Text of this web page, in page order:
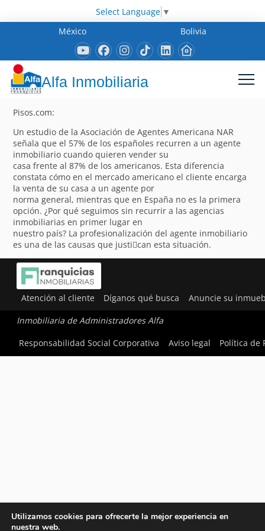
Select Language ▼
México
Bolivia
Alfa Inmobiliaria
Pisos.com:
Un estudio de la Asociación de Agentes Americana NAR
señala que el 57% de los españoles recurren a un agente
inmobiliario cuando quieren vender su
casa frente al 87% de los americanos. Esta diferencia
constata cómo en el mercado americano el cliente encarga
la venta de su casa a un agente por
norma general, mientras que en España no es la primera
opción. ¿Por qué seguimos sin recurrir a las agencias
inmobiliarias en primer lugar en
nuestro país? La profesionalización del agente inmobiliario
es una de las causas que justi􀁽can esta situación.
Atención al cliente Díganos qué busca Anuncie su
Inmobiliaria de Administradores Alfa
Responsabilidad Social Corporativa
Aviso legal Política de
Utilizamos cookies para ofrecerte la mejor experiencia en
nuestra web.